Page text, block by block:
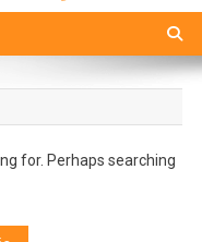
for. Perhaps searching